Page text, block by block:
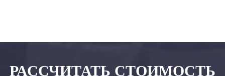
РАССЧИТАТЬ СТОИМОСТЬ